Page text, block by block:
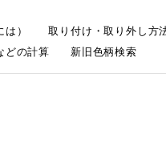
） 取り付け・取り外し方
どの計算 新旧色柄検索